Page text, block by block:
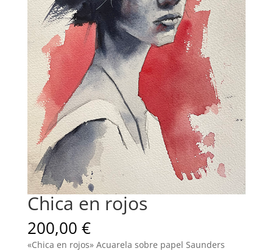
Chica en rojos
200,00 €
«Chica en rojos» Acuarela sobre papel Saunders